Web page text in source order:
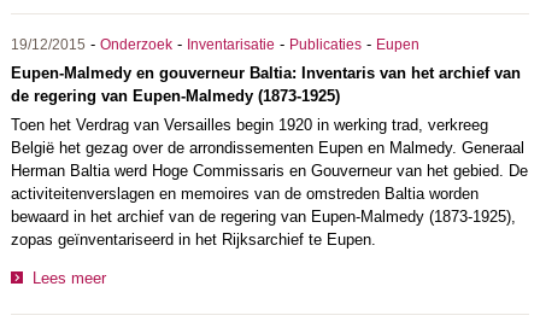
19/12/2015 - Onderzoek- Inventarisatie - Publicaties- Eupen
Eupen-Malmedy en gouverneur Baltia: Inventaris van het archief van
de regering van Eupen-Malmedy (1873-1925)
Toen het Verdrag van Versailles begin 1920 in werking trad, verkreeg
België het gezag over de arrondissementen Eupen en Malmedy. Generaal
Herman Baltia werd Hoge Commissaris en Gouverneur van het gebied. De
activiteitenverslagen en memoires van de omstreden Baltia worden
bewaard in het archief van de regering van Eupen-Malmedy (1873-1925),
zopas geïnventariseerd in het Rijksarchief te Eupen.
Lees meer